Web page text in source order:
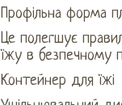
Профільна форма
Це полегшує
їжу в безпечному
Контейнер для їжі